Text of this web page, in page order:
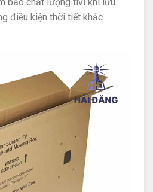
điều kiện thời tiết khắc